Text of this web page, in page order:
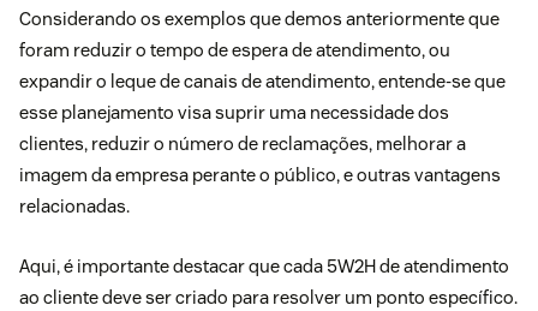
Considerando os exemplos que demos anteriormente que
foram reduzir o tempo de espera de atendimento, ou
expandir o leque de canais de atendimento, entende-se que
esse planejamento visa suprir uma necessidade dos
clientes, reduzir o número de reclamações, melhorar a
imagem da empresa perante o público, e outras vantagens
relacionadas.
Aqui, é importante destacar que cada 5W2H de atendimento
ao cliente deve ser criado para resolver um ponto específico.